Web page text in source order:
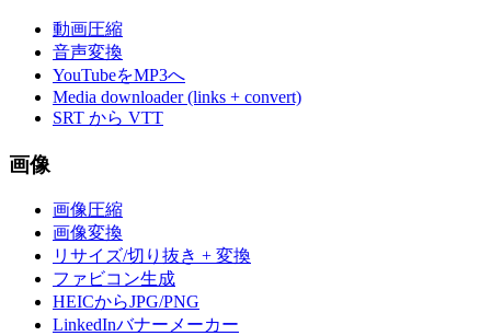
動画圧縮
音声変換
YouTubeをMP3へ
Media downloader (links + convert)
SRT から VTT
画像
画像圧縮
画像変換
リサイズ/切り抜き + 変換
ファビコン生成
HEICからJPG/PNG
LinkedInバナーメーカー